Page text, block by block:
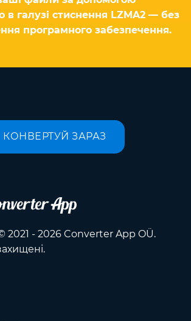
в галузі стиснення LZMA2 — без
програмного забезпечення.
КОНВЕРТУЙ ЗАРАЗ
2021 - 2026 Converter App OÜ.